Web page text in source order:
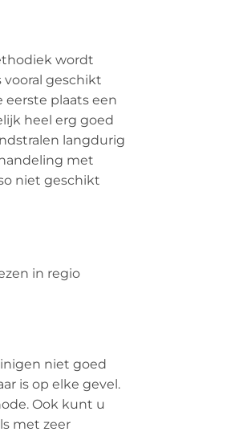
wordt
geschikt
plaats een
heel erg goed
langdurig
met
niet geschikt
in regio
niet goed
is op elke gevel.
Ook kunt u
met zeer